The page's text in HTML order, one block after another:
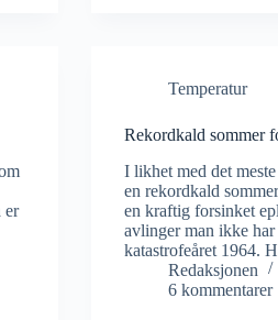
er
Temperatur
Rekordkald sommer
I likhet med det
en rekordkald
en kraftig forsinket
avlinger man ikke
katastrofeåret 1964.
Redaksjonen
6 kommentarer